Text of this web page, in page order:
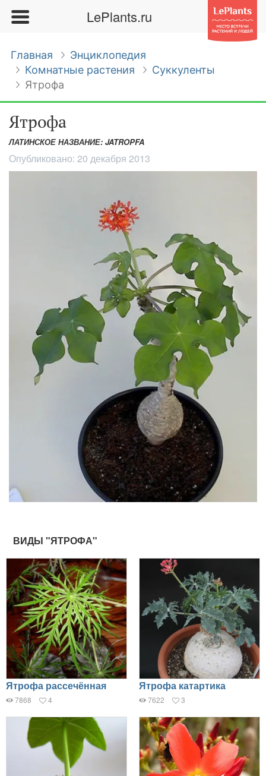
LePlants.ru
Главная
Энциклопедия
Комнатные растения
Суккуленты
Ятрофа
Ятрофа
ЛАТИНСКОЕ НАЗВАНИЕ: JATROPFA
Опубликовано: 20 декабря 2013
ВИДЫ "ЯТРОФА"
Ятрофа рассечённая
7868 4
Ятрофа катартика
7622 3